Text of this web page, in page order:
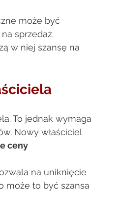
może być
sprzedaż.
w niej szansę na
To jednak wymaga
Nowy właściciel
ceny
na uniknięcie
może to być szansa